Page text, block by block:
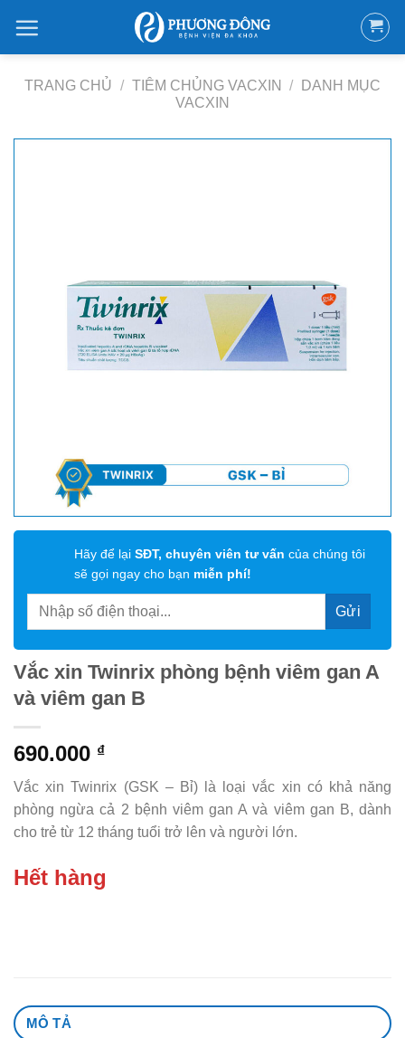
qua
nội
dungTRANG CHỦ / TIÊM CHỦNG VACXIN /
DANH MỤC
VACXIN
Hãy để lại SĐT, chuyên viên tư vấn của chúng tôi
sẽ gọi ngay cho bạn miễn phí!
Vắc xin Twinrix phòng bệnh viêm gan A
và viêm gan B
690.000 ₫
Vắc xin Twinrix (GSK – Bỉ) là loại vắc xin có khả năng
phòng ngừa cả 2 bệnh viêm gan A và viêm gan B, dành
cho trẻ từ 12 tháng tuổi trở lên và người lớn.
Hết hàng
MÔ TẢ